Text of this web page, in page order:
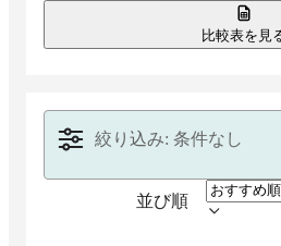
ています。 紙の手配や回収の
きによる記入ミスや不備チェ
比較表を見
絞り込み: 条件なし
並び順